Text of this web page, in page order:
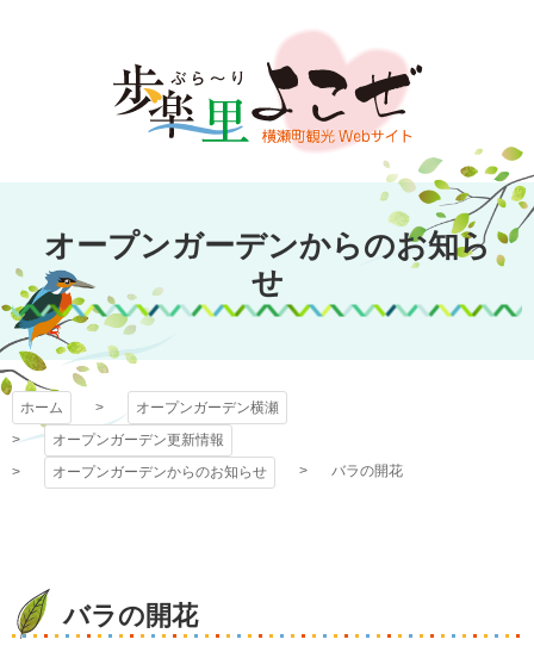
文
キ
プ
オープンガーデン
横瀬
オープンガーデンからのお知ら
せ
ホーム
オープンガーデン横瀬
オープンガーデン更新情報
オープンガーデンからのお知らせ
バラの開花
バラの開花